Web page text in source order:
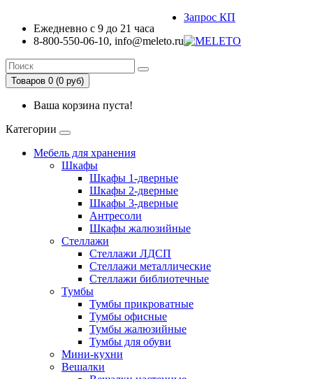
Ежедневно с 9 до 21 часа
8-800-550-06-10, info@meleto.ru
Запрос КП
Товаров 0 (0 pуб)
Ваша корзина пуста!
Категории
Мебель для хранения
Шкафы
Шкафы 1-дверные
Шкафы 2-дверные
Шкафы 3-дверные
Антресоли
Шкафы жалюзийные
Стеллажи
Стеллажи ЛДСП
Стеллажи металлические
Стеллажи библиотечные
Тумбы
Тумбы прикроватные
Тумбы офисные
Тумбы жалюзийные
Тумбы для обуви
Мини-кухни
Вешалки